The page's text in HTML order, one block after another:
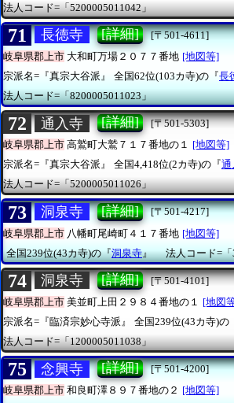
法人コード=「5200005011042」
71 長徳寺 [詳細]
[〒501-4611]
岐阜県郡上市 大和町万場２０７７番地 [地図等]
宗派名=『真宗大谷派』
全国62位(103カ寺)の『長
法人コード=「8200005011023」
72 通入寺 [詳細]
[〒501-5303]
岐阜県郡上市 高鷲町大鷲７１７番地の１ [地図等]
宗派名=『真宗大谷派』
全国4,418位(2カ寺)の『通
法人コード=「5200005011026」
73 洞泉寺 [詳細]
[〒501-4217]
岐阜県郡上市 八幡町尾崎町４１７番地 [地図等]
全国239位(43カ寺)の『洞泉寺』 法人コード=
74 洞泉寺 [詳細]
[〒501-4101]
岐阜県郡上市 美並町上田２９８４番地の１
[地図
宗派名=『臨済宗妙心寺派』
全国239位(43カ寺)の
法人コード=「1200005011038」
75 念興寺 [詳細]
[〒501-4200]
岐阜県郡上市 和良町澤８９７番地の２ [地図等]